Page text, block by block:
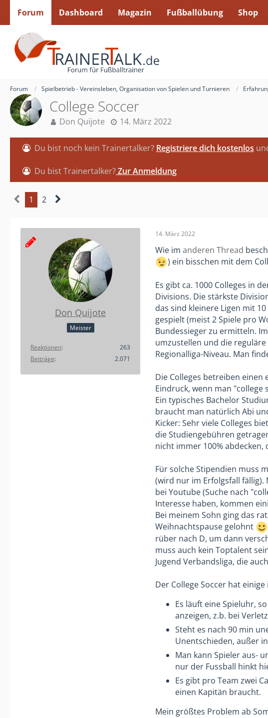
Forum Dashboard Magazin Fußballübung Shop
Forum Spielbetrieb - Vereinsleben, Organisation von Spielen und Turnieren
College Soccer
Don Quijote 14. März 2022
Du bist noch kein Trainertalker? Registriere dich kostenlos
Du bist Trainertalker?Zur Anmeldung
1 2
Don Quijote
Meister
Reaktionen
263
Beiträge
2.071
14. März 2022
Wie im anderen Thread
) ein bisschen mit dem
Es gibt ca. 1000 Colleges in
Divisions. Die stärkste
das sind kleinere Ligen mit
gespielt (meist 2 Spiele pro
Bundessieger zu ermitteln.
umzustellen und die
Regionalliga-Niveau. Man
Die Colleges betreiben
Eindruck, wenn man
Ein typisches Bachelor
braucht man natürlich Abi
Kicker: Sehr viele Colleges
die Studiengebühren
nicht immer 100%
Für solche Stipendien muss
(wird nur im Erfolgsfall
bei Youtube (Suche nach
Interesse haben, kommen
Bei meinem Sohn ging das
Weihnachtspause gelohnt
rüber nach D, um dann
muss auch kein Toptalent
Jugend Verbandsliga, die
Der College Soccer hat
Es läuft eine Spieluhr,
anzeigen, z.b. bei
Steht es nach 90 min
Unentschieden, außer
Man kann Spieler aus-
nur der Fussball hinkt
Es gibt pro Team zwei
einen Kapitän braucht.
Mein größtes Problem ab